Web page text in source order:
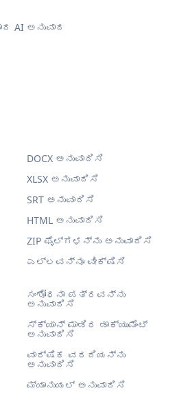
AI ಅನುವಾದ
ಸಂಶೋಧನಾ ಪತ್ರವನ್ನು
ಅನುವಾದಿಸಿ
ಸ್ಕ್ಯಾನ್ ಮಾಡಿದ ಡಾಕ್ಯುಮೆಂಟ್
ಅನುವಾದಿಸಿ
ವಾರ್ಷಿಕ ವರದಿಯನ್ನು
ಅನುವಾದಿಸಿ
ಮ್ಯಾನುಯಲ್ ಅನುವಾದಿಸಿ
DOCX ಅನುವಾದಿಸಿ
XLSX ಅನುವಾದಿಸಿ
SRT ಅನುವಾದಿಸಿ
HTML ಅನುವಾದಿಸಿ
ZIP ಫೈಲ್‌ಗಳನ್ನು ಅನುವಾದಿಸಿ
ಎಲ್ಲವನ್ನೂ ವೀಕ್ಷಿಸಿ